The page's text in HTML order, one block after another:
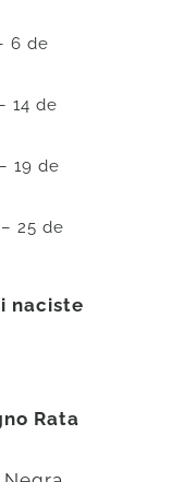
6 de
14 de
19 de
25 de
naciste
Rata